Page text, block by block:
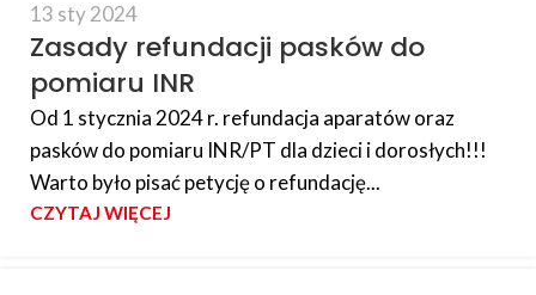
13 sty 2024
Zasady refundacji pasków do
pomiaru INR
Od 1 stycznia 2024 r. refundacja aparatów oraz
pasków do pomiaru INR/PT dla dzieci i dorosłych!!!
Warto było pisać petycję o refundację...
CZYTAJ WIĘCEJ